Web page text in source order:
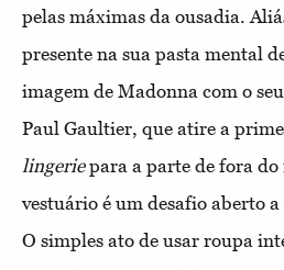
pelas máximas da ousadia.
presente na sua pasta mental
imagem de Madonna com o
Paul Gaultier, que atire a
lingeriepara a parte de fora
vestuário é um desafio aberto a
O simples ato de usar roupa